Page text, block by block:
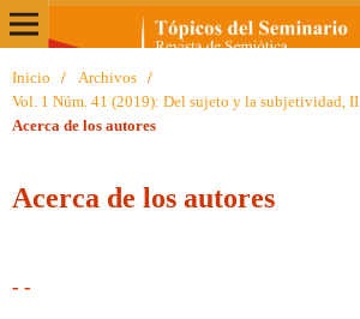
Inicio / Archivos
/
Vol. 1 Núm. 41 (2019): Del sujeto y la subjetividad, II
Acerca de los autores
Acerca de los autores
- -